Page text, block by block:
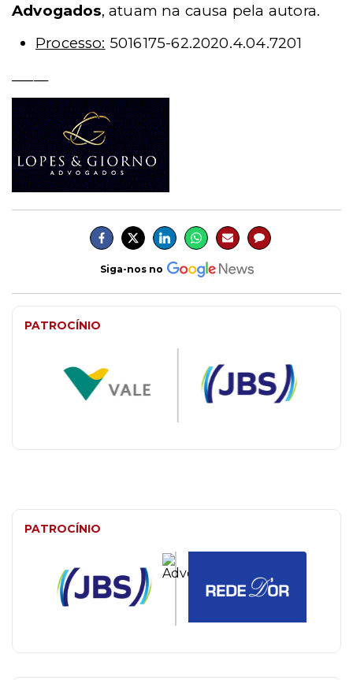
Advogados, atuam na causa pela autora.
Processo: 5016175-62.2020.4.04.7201
Siga-nos no
PATROCÍNIO
PATROCÍNIO